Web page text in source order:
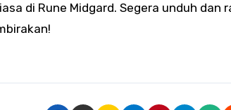
di Rune Midgard. Segera unduh dan